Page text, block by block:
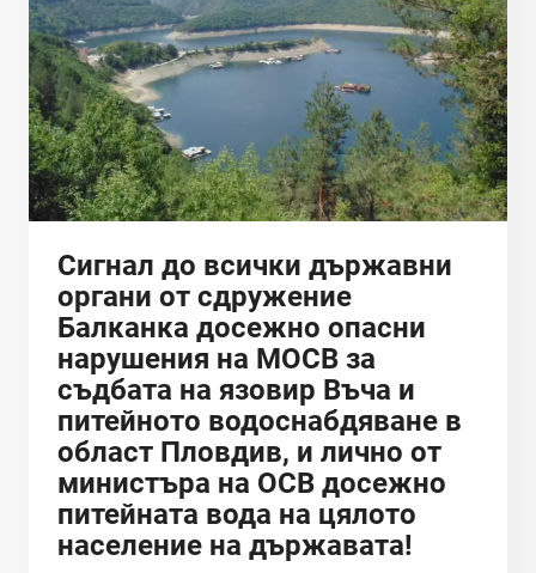
Сигнал до всички държавни
органи от сдружение
Балканка досежно опасни
нарушения на МОСВ за
съдбата на язовир Въча и
питейното водоснабдяване в
област Пловдив, и лично от
министъра на ОСВ досежно
питейната вода на цялото
население на държавата!